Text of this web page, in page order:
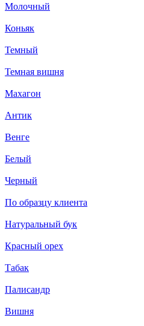
Молочный
Коньяк
Темный
Темная вишня
Махагон
Антик
Венге
Белый
Черный
По образцу клиента
Натуральный бук
Красный орех
Табак
Палисандр
Вишня